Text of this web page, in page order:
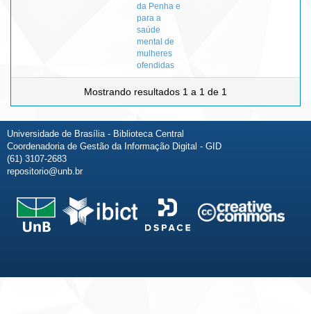
da Penha e
para a
saúde
mental de
mulheres
ofendidas
Mostrando resultados 1 a 1 de 1
Universidade de Brasília - Biblioteca Central
Coordenadoria de Gestão da Informação Digital - GID
(61) 3107-2683
repositorio@unb.br